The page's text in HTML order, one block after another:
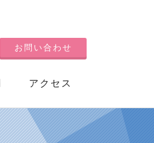
お問い合わせ
アクセス